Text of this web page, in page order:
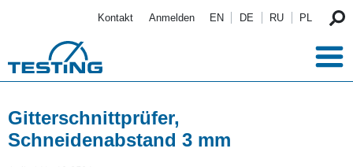
Kontakt Anmelden EN DE RU PL
Gitterschnittprüfer,
Schneidenabstand 3 mm